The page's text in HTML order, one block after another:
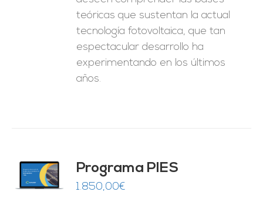
teóricas que sustentan la actual
tecnología fotovoltaica, que tan
espectacular desarrollo ha
experimentando en los últimos
años.
Programa PIES
1.850,00€